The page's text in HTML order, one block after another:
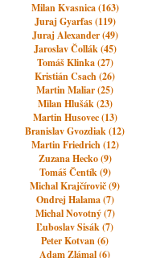
Milan Kvasnica (163)
Juraj Gyarfas (119)
Juraj Alexander (49)
Jaroslav Čollák (45)
Tomáš Klinka (27)
Kristián Csach (26)
Martin Maliar (25)
Milan Hlušák (23)
Martin Husovec (13)
Branislav Gvozdiak (12)
Martin Friedrich (12)
Zuzana Hecko (9)
Tomáš Čentík (9)
Michal Krajčírovič (9)
Ondrej Halama (7)
Michal Novotný (7)
Ľuboslav Sisák (7)
Peter Kotvan (6)
Adam Zlámal (6)